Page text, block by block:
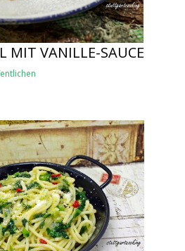
MIT VANILLE-SAUCE